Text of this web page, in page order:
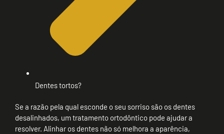
Dentes tortos?
Se a razão pela qual esconde o seu sorriso são os dentes
desalinhados, um tratamento ortodôntico pode ajudar a
resolver. Alinhar os dentes não só melhora a aparência,